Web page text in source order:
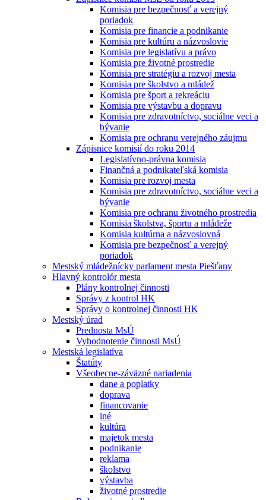
Komisia pre bezpečnosť a verejný
poriadok
Komisia pre financie a podnikanie
Komisia pre kultúru a názvoslovie
Komisia pre legislatívu a právo
Komisia pre životné prostredie
Komisia pre stratégiu a rozvoj mesta
Komisia pre školstvo a mládež
Komisia pre šport a rekreáciu
Komisia pre výstavbu a dopravu
Komisia pre zdravotníctvo, sociálne veci a
bývanie
Komisia pre ochranu verejného záujmu
Zápisnice komisií do roku 2014
Legislatívno-právna komisia
Finančná a podnikateľská komisia
Komisia pre rozvoj mesta
Komisia pre zdravotníctvo, sociálne veci a
bývanie
Komisia pre ochranu životného prostredia
Komisia školstva, športu a mládeže
Komisia kultúrna a názvoslovná
Komisia pre bezpečnosť a verejný
poriadok
Mestský mládežnícky parlament mesta Piešťany
Hlavný kontrolór mesta
Plány kontrolnej činnosti
Správy z kontrol HK
Správy o kontrolnej činnosti HK
Mestský úrad
Prednosta MsÚ
Vyhodnotenie činnosti MsÚ
Mestská legislatíva
Štatúty
Všeobecne-záväzné nariadenia
dane a poplatky
doprava
financovanie
iné
kultúra
majetok mesta
podnikanie
reklama
školstvo
výstavba
životné prostredie